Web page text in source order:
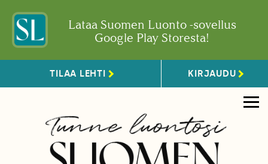
Lataa Suomen Luonto -sovellus
Google Play Storesta!
TILAA LEHTI KIRJAUDU